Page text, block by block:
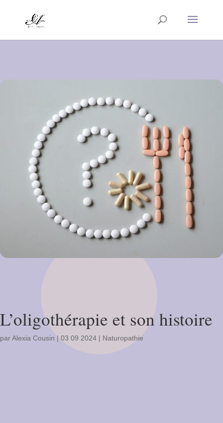
L’oligothérapie et son histoire
parAlexia Cousin | 03 09 2024 | Naturopathie